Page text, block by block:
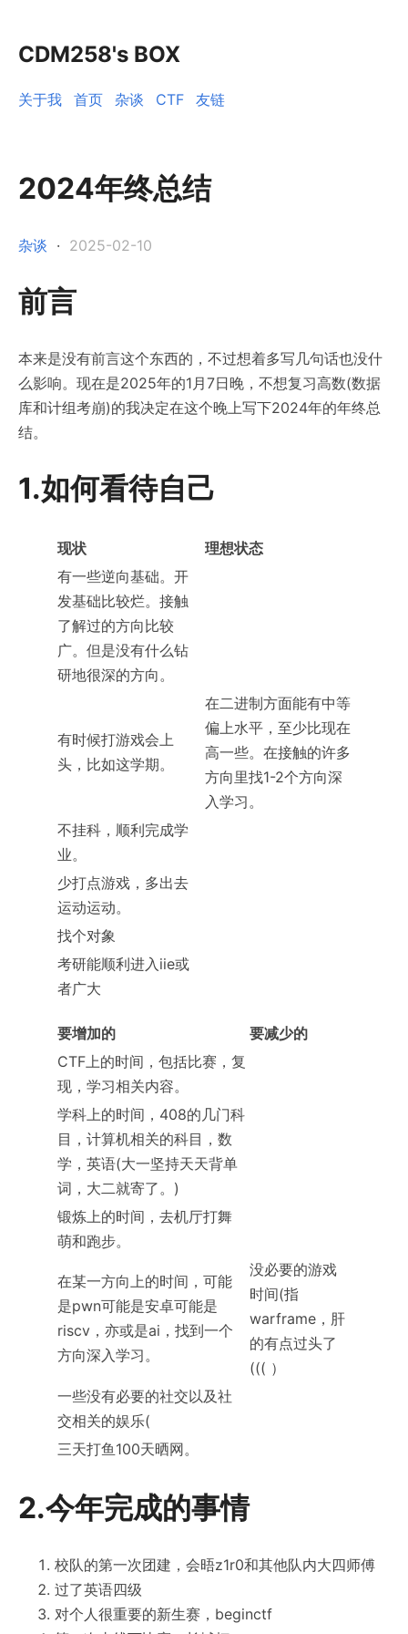
CDM258's BOX
关于我 首页 杂谈 CTF 友链
2024年终总结
杂谈 · 2025-02-10
前言
本来是没有前言这个东西的，不过想着多写几句话也没什
么影响。现在是2025年的1月7日晚，不想复习高数(数据
库和计组考崩)的我决定在这个晚上写下2024年的年终总
结。
1.如何看待自己
现状
理想状态
有一些逆向基础。开
发基础比较烂。接触
了解过的方向比较
广。但是没有什么钻
研地很深的方向。
有时候打游戏会上
头，比如这学期。
在二进制方面能有中等
偏上水平，至少比现在
高一些。在接触的许多
方向里找1-2个方向深
入学习。
不挂科，顺利完成学
业。
少打点游戏，多出去
运动运动。
找个对象
考研能顺利进入iie或
者广大
要增加的
要减少的
CTF上的时间，包括比赛，复
现，学习相关内容。
学科上的时间，408的几门科
目，计算机相关的科目，数
学，英语(大一坚持天天背单
词，大二就寄了。)
锻炼上的时间，去机厅打舞
萌和跑步。
在某一方向上的时间，可能
是pwn可能是安卓可能是
riscv，亦或是ai，找到一个
方向深入学习。
没必要的游戏
时间(指
warframe，肝
的有点过头了
((( ）
一些没有必要的社交以及社
交相关的娱乐(
三天打鱼100天晒网。
2.今年完成的事情
校队的第一次团建，会晤z1r0和其他队内大四师傅
过了英语四级
对个人很重要的新生赛，beginctf